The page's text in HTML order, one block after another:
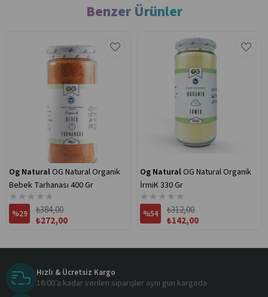
Benzer Ürünler
Og NaturalOG Natural Organik
Bebek Tarhanası 400 Gr
★ ★ ★ ★ ★
%29
₺272,00
₺384,00
Og NaturalOG Natural Organik
İrmiK 330 Gr
★ ★ ★ ★ ★
%54
₺142,00
₺312,00
Hızlı & Ücretsiz Kargo
16:00’a kadar verilen siparişler aynı gün kargoda